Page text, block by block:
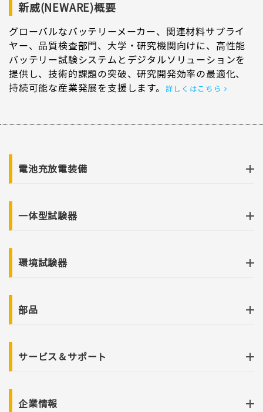
新威(NEWARE)概要
グローバルなバッテリーメーカー、関連材料サプライ
ヤー、品質検査部門、大学・研究機関向けに、高性能
バッテリー試験システムとデジタルソリューションを
提供し、技術的課題の突破、研究開発効率の最適化、
持続可能な産業発展を支援します。
詳しくはこちら
電池充放電装備
一体型試験器
環境試験器
部品
サービス＆サポート
企業情報